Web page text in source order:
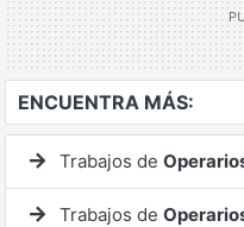
ENCUENTRA MÁS:
Trabajos de
Trabajos de